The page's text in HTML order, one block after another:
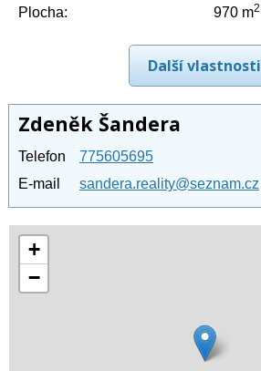
Plocha:
970 m2
Další vlastnosti
Zdeněk Šandera
Telefon
775605695
E-mail
sandera.reality@seznam.cz
+
−